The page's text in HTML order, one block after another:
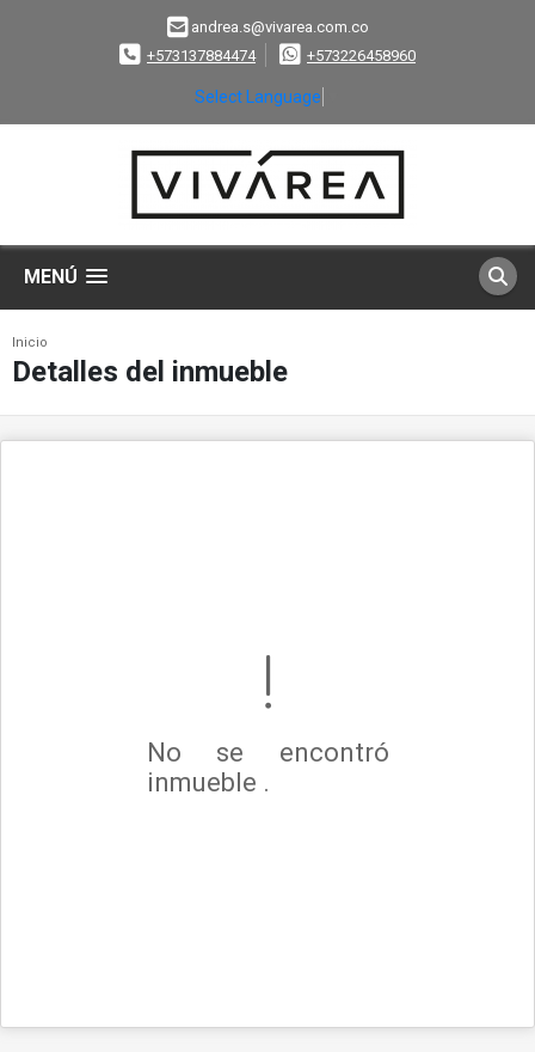
andrea.s@vivarea.com.co
+573137884474
+573226458960
Select Language
MENÚ
Inicio
Detalles del inmueble
No se encontró
inmueble .